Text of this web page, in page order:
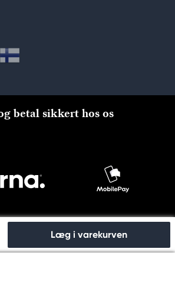
Læg i varekurven
betal sikkert hos os